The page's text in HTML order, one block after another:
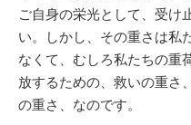
ご自身の栄光として、受け
い。しかし、その重さは私
なくて、むしろ私たちの重
放するための、救いの重さ
の重さ、なのです。